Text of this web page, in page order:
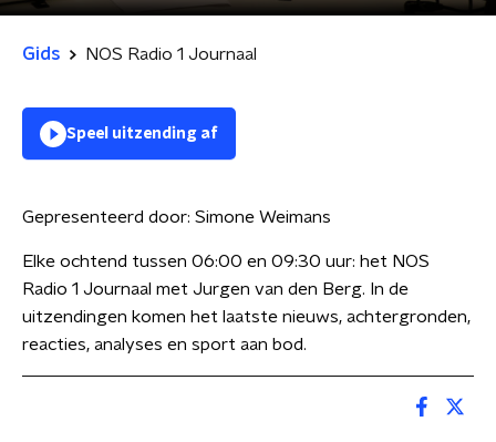
Gids NOS Radio 1 Journaal
Speel uitzending af
Gepresenteerd door: Simone Weimans
Elke ochtend tussen 06:00 en 09:30 uur: het NOS
Radio 1 Journaal met Jurgen van den Berg. In de
uitzendingen komen het laatste nieuws, achtergronden,
reacties, analyses en sport aan bod.